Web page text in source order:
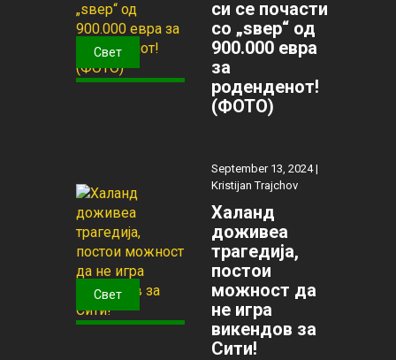
Свет
си се почасти
со „ѕвер“ од
900.000 евра
за
роденденот!
(ФОТО)
Свет
September 13, 2024 |
Kristijan Trajchov
Халанд
доживеа
трагедија,
постои
можност да
не игра
викендов за
Сити!